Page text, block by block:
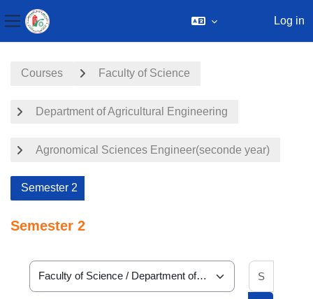
Side panel
Log in
Courses Faculty of Science
Department of Agricultural Engineering
Agronomical Sciences Engineer(seconde year)
Semester 2
Semester 2
Course categories